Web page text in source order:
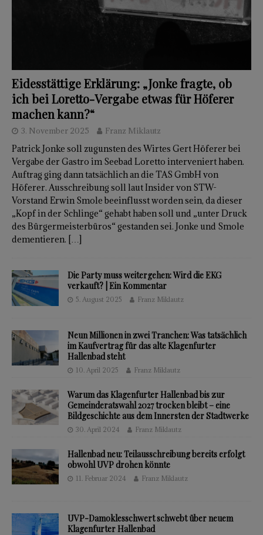
Eidesstättige Erklärung: „Jonke fragte, ob
ich bei Loretto-Vergabe etwas für Höferer
machen kann?“
3. November 2025 Franz Miklautz
Patrick Jonke soll zugunsten des Wirtes Gert Höferer bei
Vergabe der Gastro im Seebad Loretto interveniert haben.
Auftrag ging dann tatsächlich an die TAS GmbH von
Höferer. Ausschreibung soll laut Insider von STW-
Vorstand Erwin Smole beeinflusst worden sein, da dieser
„Kopf in der Schlinge“ gehabt haben soll und „unter Druck
des Bürgermeisterbüros“ gestanden sei. Jonke und Smole
dementieren. […]
Die Party muss weitergehen: Wird die EKG
verkauft? | Ein Kommentar
5. August 2025 Franz Miklautz
Neun Millionen in zwei Tranchen: Was tatsächlich
im Kaufvertrag für das alte Klagenfurter
Hallenbad steht
10. April 2025 Franz Miklautz
Warum das Klagenfurter Hallenbad bis zur
Gemeinderatswahl 2027 trocken bleibt – eine
Bildgeschichte aus dem Innersten der Stadtwerke
30. April 2024 Franz Miklautz
Hallenbad neu: Teilausschreibung bereits erfolgt
obwohl UVP drohen könnte
11. Februar 2024 Franz Miklautz
UVP-Damoklesschwert schwebt über neuem
Klagenfurter Hallenbad